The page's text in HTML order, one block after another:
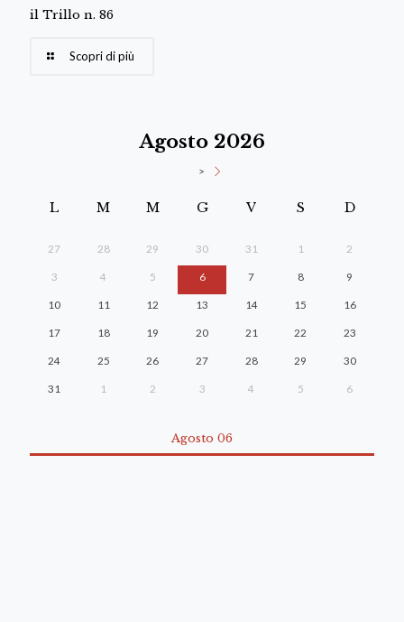
il Trillo n. 86
Scopri di più
Agosto 2026
>
L M M G V S D
27 28 29 30 31 1 2
3 4 5 6 7 8 9
10 11 12 13 14 15 16
17 18 19 20 21 22 23
24 25 26 27 28 29 30
31 1 2 3 4 5 6
Agosto 06